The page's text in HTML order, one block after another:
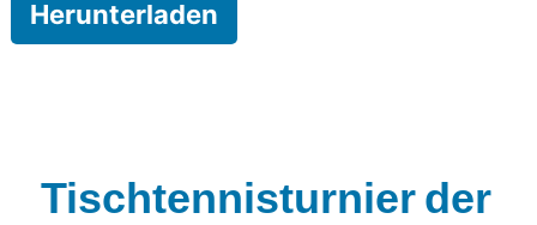
Herunterladen
Tischtennisturnier der